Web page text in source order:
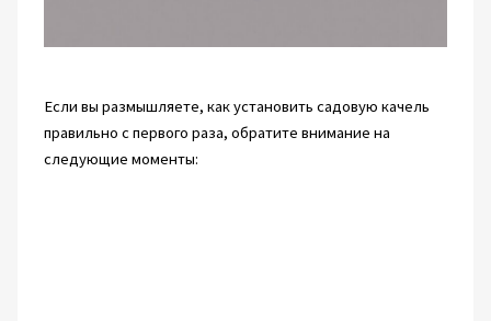
Если вы размышляете, как установить садовую качель
правильно с первого раза, обратите внимание на
следующие моменты: